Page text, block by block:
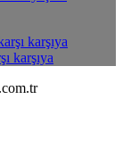
karşıya